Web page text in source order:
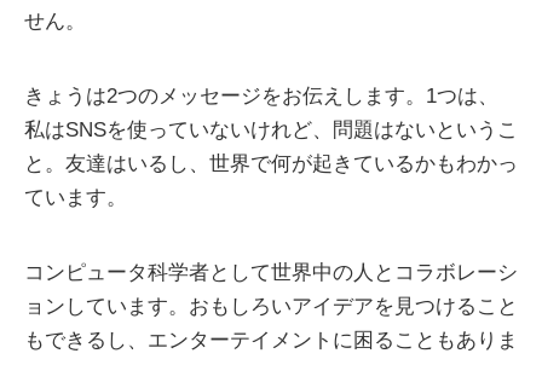
せん。
きょうは2つのメッセージをお伝えします。1つは、
私はSNSを使っていないけれど、問題はないというこ
と。友達はいるし、世界で何が起きているかもわかっ
ています。
コンピュータ科学者として世界中の人とコラボレーシ
ョンしています。おもしろいアイデアを見つけること
もできるし、エンターテイメントに困ることもありま